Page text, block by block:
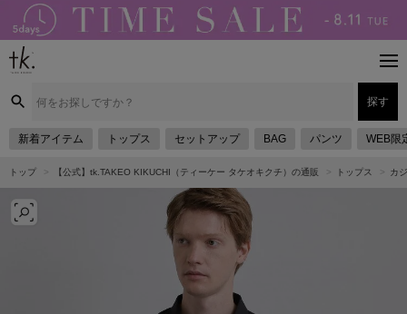
探す
新着アイテム トップス セットアップ BAG パンツ WEB限
トップ 【公式】tk.TAKEO KIKUCHI（ティーケー タケオキクチ）の通販 トップス カ